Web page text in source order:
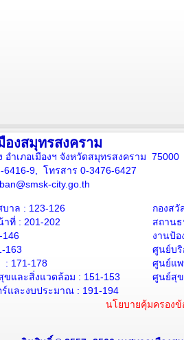
องสมุทรสงคราม
อำเภอเมืองฯ จังหวัดสมุทรสงคราม 75000
6416-9, โทรสาร 0-3476-6427
city.go.th
าล : 123-126
าที่ : 201-202
146
163
: 171-178
ขและสิ่งแวดล้อม : 151-153
และงบประมาณ : 191-194
กองสวั
สถาน
งานป้
ศูนย์บ
ศูนย์แ
ศูนย์สุข
นโยบายคุ้มครอง